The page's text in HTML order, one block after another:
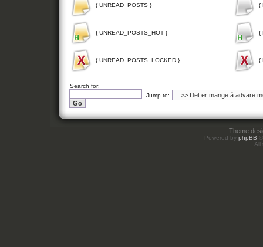
{ UNREAD_POSTS } {
{ UNREAD_POSTS_HOT } {
{ UNREAD_POSTS_LOCKED } {
Search for:
Jump to:
Theme
Powered by phpBB
All